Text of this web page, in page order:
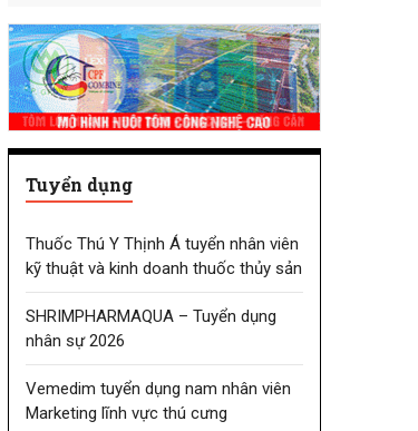
Tuyển dụng
Thuốc Thú Y Thịnh Á tuyển nhân viên
kỹ thuật và kinh doanh thuốc thủy sản
SHRIMPHARMAQUA – Tuyển dụng
nhân sự 2026
Vemedim tuyển dụng nam nhân viên
Marketing lĩnh vực thú cưng